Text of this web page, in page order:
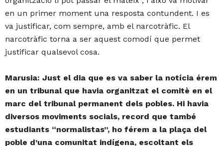
en un primer moment una resposta contundent. I es
va justificar, com sempre, amb el narcotràfic. El
narcotràfic torna a ser aquest comodí que permet
justificar qualsevol cosa.
Marusia: Just el dia que es va saber la notícia érem
en un tribunal que havia organitzat el comitè en el
marc del tribunal permanent dels pobles. Hi havia
diversos moviments socials, record que també
estudiants “normalistas”, ho férem a la plaça del
poble d’una comunitat indígena, escoltant els